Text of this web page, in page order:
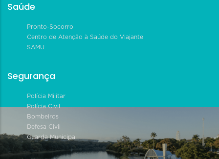
Saúde
Pronto-Socorro
Centro de Atenção à Saúde do Viajante
SAMU
Segurança
Polícia Militar
Polícia Civil
Bombeiros
Defesa Civil
Guarda Municipal